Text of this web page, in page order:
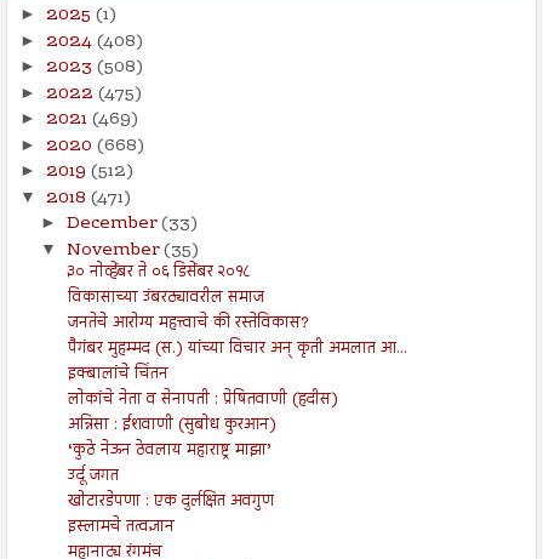
► 2025 (1)
► 2024(408)
► 2023 (508)
► 2022 (475)
► 2021(469)
► 2020 (668)
► 2019 (512)
▼ 2018 (471)
► December(33)
▼ November(35)
३० नोव्हेंबर ते ०६ डिसेंबर २०१८
विकासाच्या उंबरठ्यावरील समाज
जनतेचे आरोग्य महत्त्वाचे की रस्तेविकास?
पैगंबर मुहम्मद (स.) यांच्या विचार अन् कृती अमलात आ...
इक्बालांचे चिंतन
लोकांचे नेता व सेनापती : प्रेषितवाणी (हदीस)
अन्निसा : ईशवाणी (सुबोध कुरआन)
‘कुठे नेऊन ठेवलाय महाराष्ट्र माझा’
उर्दू जगत
खोटारडेपणा : एक दुर्लक्षित अवगुण
इस्लामचे तत्वज्ञान
महानाट्य रंगमंच